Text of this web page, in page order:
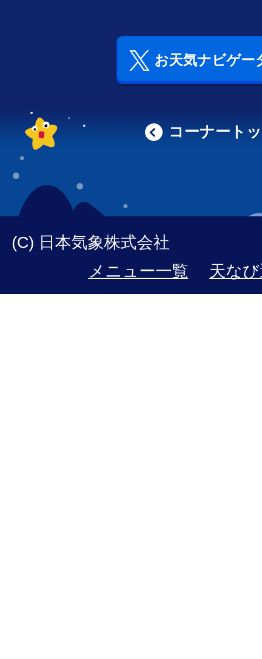
お天気ナビゲー
コーナート
(C) 日本気象株式会社
メニュー一覧
天な